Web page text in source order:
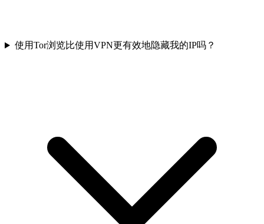
使用Tor浏览比使用VPN更有效地隐藏我的IP吗？